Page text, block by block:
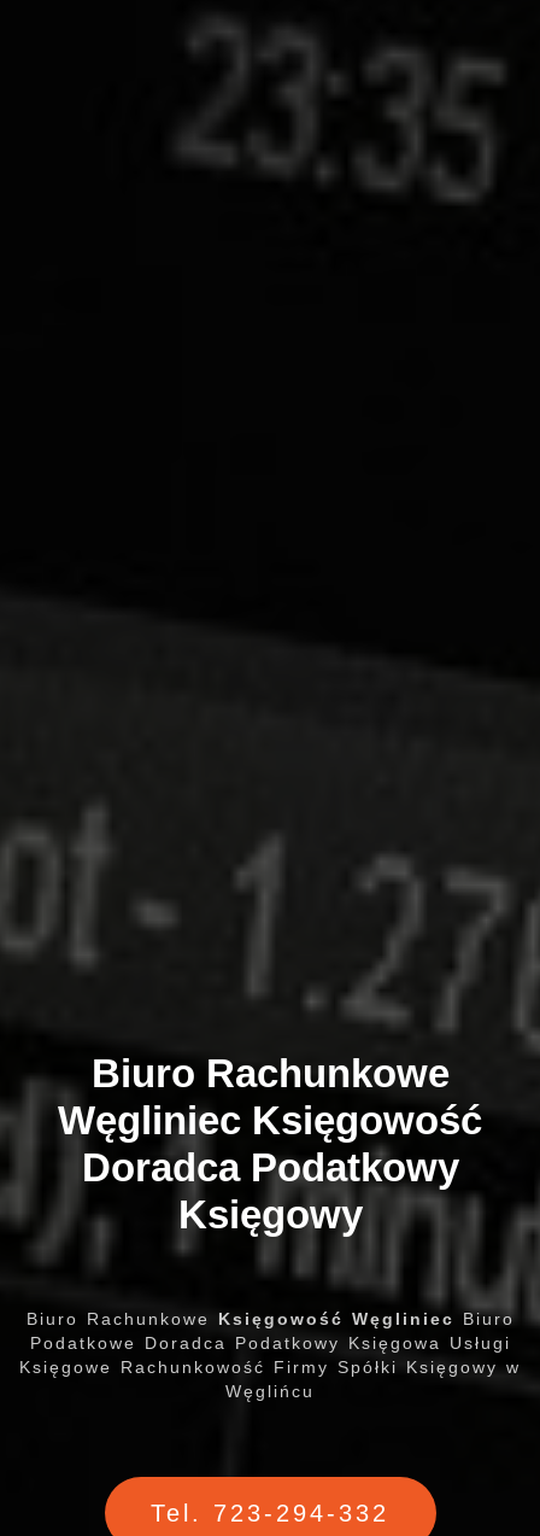
Biuro Rachunkowe
Węgliniec Księgowość
Doradca Podatkowy
Księgowy
Biuro Rachunkowe Księgowość Węgliniec Biuro
Podatkowe Doradca Podatkowy Księgowa Usługi
Księgowe Rachunkowość Firmy Spółki Księgowy w
Węglińcu
Tel. 723-294-332